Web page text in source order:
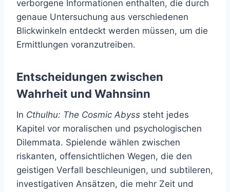
verborgene Informationen enthalten, die durch
genaue Untersuchung aus verschiedenen
Blickwinkeln entdeckt werden müssen, um die
Ermittlungen voranzutreiben.
Entscheidungen zwischen
Wahrheit und Wahnsinn
In Cthulhu: The Cosmic Abyss steht jedes
Kapitel vor moralischen und psychologischen
Dilemmata. Spielende wählen zwischen
riskanten, offensichtlichen Wegen, die den
geistigen Verfall beschleunigen, und subtileren,
investigativen Ansätzen, die mehr Zeit und